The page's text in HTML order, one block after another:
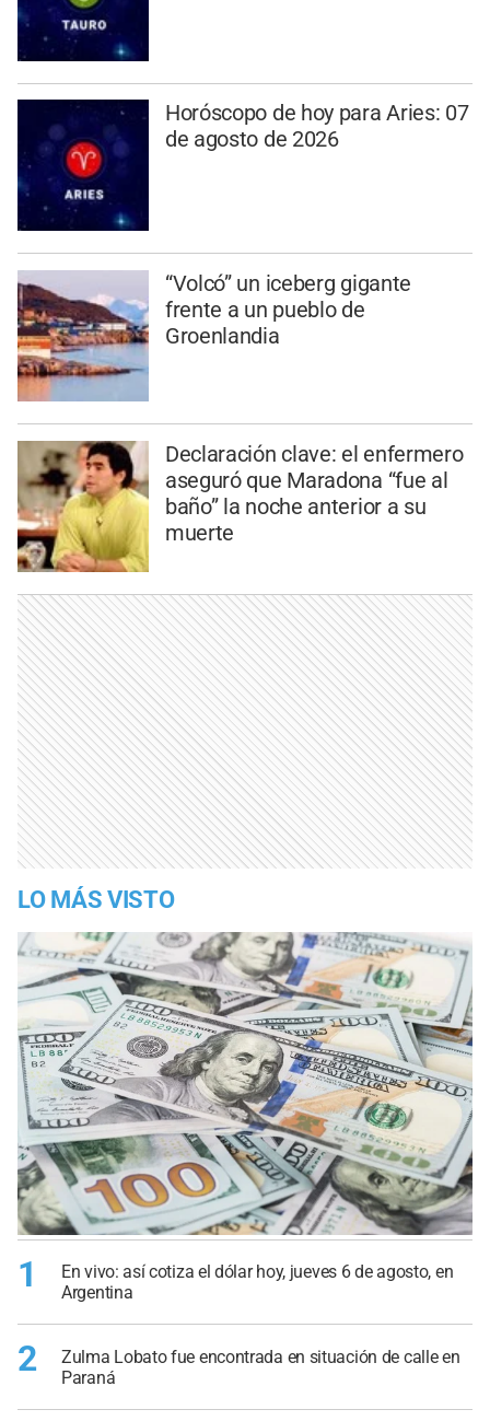
Horóscopo de hoy para Aries: 07
de agosto de 2026
“Volcó” un iceberg gigante
frente a un pueblo de
Groenlandia
Declaración clave: el enfermero
aseguró que Maradona “fue al
baño” la noche anterior a su
muerte
LO MÁS VISTO
1
En vivo: así cotiza el dólar hoy, jueves 6 de agosto, en
Argentina
2
Zulma Lobato fue encontrada en situación de calle en
Paraná